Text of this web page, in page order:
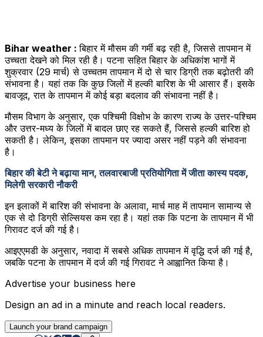
Bihar weather :बिहार में मौसम की गर्मी बढ़ रही है, जिससे तापमान में
उच्चता देखने को मिल रही है। पटना सहित बिहार के अधिकांश भागों में
शुक्रवार (29 मार्च) से उच्चतम तापमान में दो से चार डिग्री तक बढ़ोतरी की
संभावना है। यहां तक कि कुछ जिलों में हल्की बारिश के भी आसार हैं। इसके
बावजूद, रात के तापमान में कोई बड़ा बदलाव की संभावना नहीं है।
मौसम विभाग के अनुसार, एक पश्चिमी विक्षोभ के कारण राज्य के उत्तर-पश्चिम
और उत्तर-मध्य के जिलों में बादल छाए रह सकते हैं, जिससे हल्की बारिश हो
सकती है। लेकिन, इसका तापमान पर ज्यादा असर नहीं पड़ने की संभावना
है।
बिहार की बेटी ने बढ़ाया मान, तलवारबाजी प्रतियोगिता में जीता कास्य पदक,
मिलेगी सरकारी नौकरी
इन इलाकों में बारिश की संभावना के अलावा, मार्च माह में तापमान सामान्य से
एक से दो डिग्री सेल्सियस कम रहा है। यहां तक कि पटना के तापमान में भी
गिरावट दर्ज की गई है।
आइएएमडी के अनुसार, नवादा में सबसे अधिक तापमान में वृद्धि दर्ज की गई है,
जबकि पटना के तापमान में दर्ज की गई गिरावट ने आह्वानित किया है।
Advertise your business here
Design an ad in a minute and reach local readers.
Launch your brand campaign